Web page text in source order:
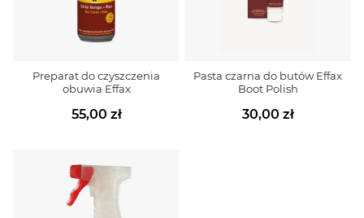
Preparat do czyszczenia
obuwia Effax
55,00 zł
Pasta czarna do butów Effax
Boot Polish
30,00 zł